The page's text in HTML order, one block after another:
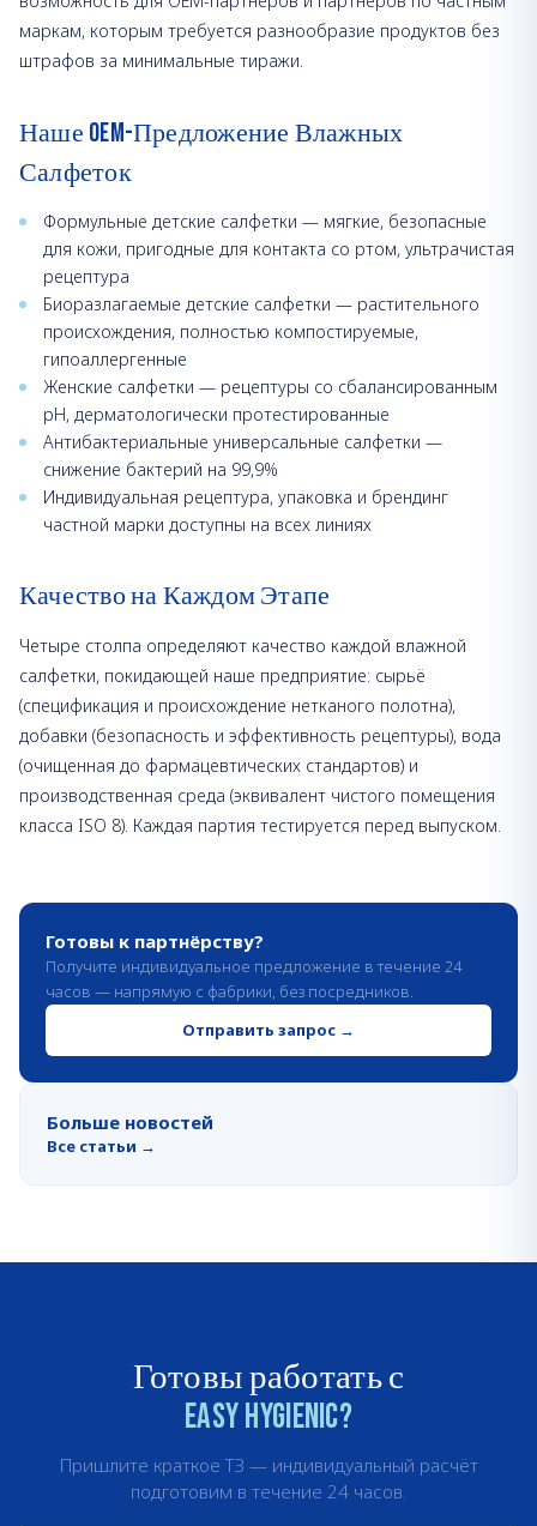
маркам, которым требуется разнообразие продуктов без
штрафов за минимальные тиражи.
Наше OEM-Предложение Влажных
Салфеток
Формульные детские салфетки — мягкие, безопасные
для кожи, пригодные для контакта со ртом, ультрачистая
рецептура
Биоразлагаемые детские салфетки — растительного
происхождения, полностью компостируемые,
гипоаллергенные
Женские салфетки — рецептуры со сбалансированным
pH, дерматологически протестированные
Антибактериальные универсальные салфетки —
снижение бактерий на 99,9%
Индивидуальная рецептура, упаковка и брендинг
частной марки доступны на всех линиях
Качество на Каждом Этапе
Четыре столпа определяют качество каждой влажной
салфетки, покидающей наше предприятие: сырьё
(спецификация и происхождение нетканого полотна),
добавки (безопасность и эффективность рецептуры), вода
(очищенная до фармацевтических стандартов) и
производственная среда (эквивалент чистого помещения
класса ISO 8). Каждая партия тестируется перед выпуском.
Готовы к партнёрству?
Получите индивидуальное предложение в течение 24
часов — напрямую с фабрики, без посредников.
Отправить запрос →
Больше новостей
Все статьи →
Готовы работать с
Easy Hygienic?
Пришлите краткое ТЗ — индивидуальный расчёт
подготовим в течение 24 часов.